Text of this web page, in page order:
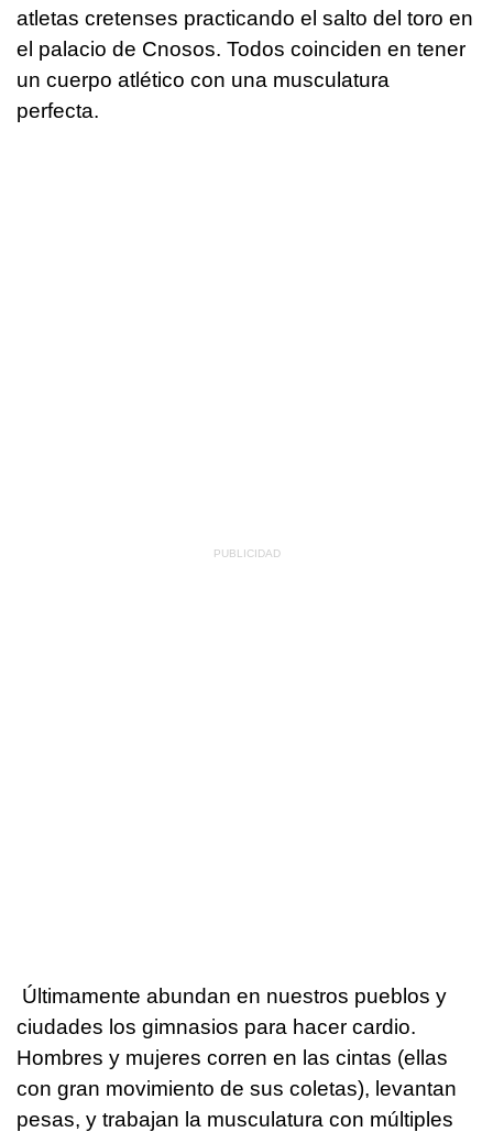
atletas cretenses practicando el salto del toro en
el palacio de Cnosos. Todos coinciden en tener
un cuerpo atlético con una musculatura
perfecta.
Últimamente abundan en nuestros pueblos y
ciudades los gimnasios para hacer cardio.
Hombres y mujeres corren en las cintas (ellas
con gran movimiento de sus coletas), levantan
pesas, y trabajan la musculatura con múltiples